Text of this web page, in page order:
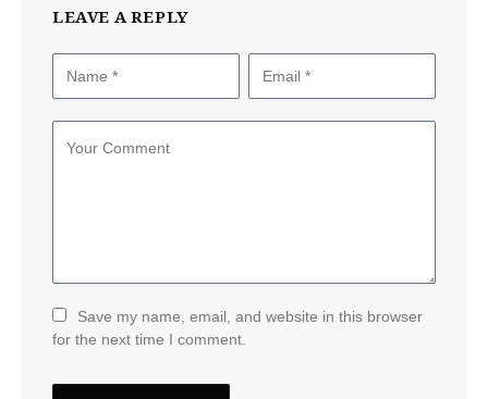
LEAVE A REPLY
Save my name, email, and website in this browser
for the next time I comment.